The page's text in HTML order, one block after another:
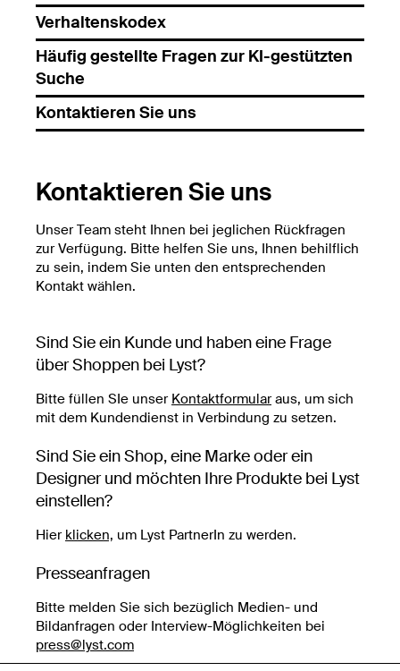
Verhaltenskodex
Häufig gestellte Fragen zur KI-gestützten
Suche
Kontaktieren Sie uns
Kontaktieren Sie uns
Unser Team steht Ihnen bei jeglichen Rückfragen
zur Verfügung. Bitte helfen Sie uns, Ihnen behilflich
zu sein, indem Sie unten den entsprechenden
Kontakt wählen.
Sind Sie ein Kunde und haben eine Frage
über Shoppen bei Lyst?
Bitte füllen SIe unser Kontaktformularaus, um sich
mit dem Kundendienst in Verbindung zu setzen.
Sind Sie ein Shop, eine Marke oder ein
Designer und möchten Ihre Produkte bei Lyst
einstellen?
Hier klicken, um Lyst PartnerIn zu werden.
Presseanfragen
Bitte melden Sie sich bezüglich Medien- und
Bildanfragen oder Interview-Möglichkeiten bei
press@lyst.com